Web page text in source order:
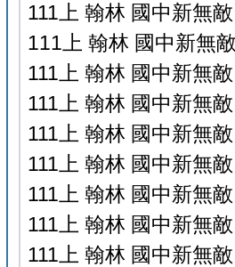
111上 翰林 國中新無
111上 翰林 國中新無
111上 翰林 國中新無
111上 翰林 國中新無
111上 翰林 國中新無
111上 翰林 國中新無
111上 翰林 國中新無
111上 翰林 國中新無
111上 翰林 國中新無